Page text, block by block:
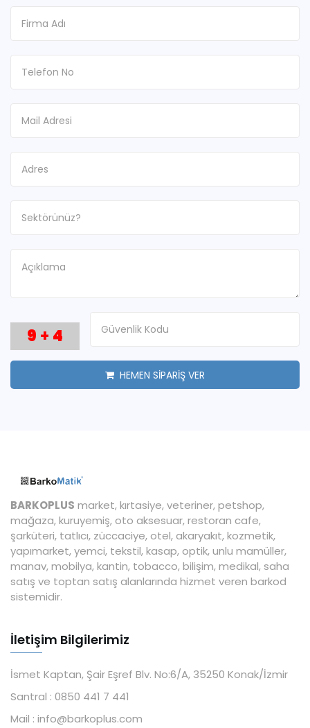
9 + 4
HEMEN SİPARİŞ VER
BARKOPLUS market, kırtasiye, veteriner, petshop,
mağaza, kuruyemiş, oto aksesuar, restoran cafe,
şarküteri, tatlıcı, züccaciye, otel, akaryakıt, kozmetik,
yapımarket, yemci, tekstil, kasap, optik, unlu mamüller,
manav, mobilya, kantin, tobacco, bilişim, medikal, saha
satış ve toptan satış alanlarında hizmet veren barkod
sistemidir.
İletişim Bilgilerimiz
İsmet Kaptan, Şair Eşref Blv. No:6/A, 35250 Konak/İzmir
Santral : 0850 441 7 441
Mail : info@barkoplus.com